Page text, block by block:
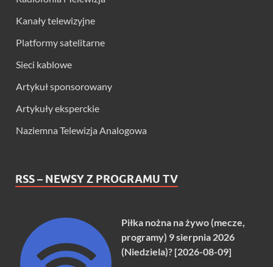
Kanały telewizyjne
Platformy satelitarne
Sieci kablowe
Artykuł sponsorowany
Artykuły eksperckie
Naziemna Telewizja Analogowa
RSS – NEWSY Z PROGRAMU TV
Piłka nożna na żywo (mecze,
programy) 9 sierpnia 2026
(Niedziela)? [2026-08-09]